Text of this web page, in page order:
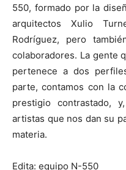
550, formado por la
arquitectos Xulio
Rodríguez, pero
colaboradores. La gente
pertenece a dos
parte, contamos con la
prestigio contrastado,
artistas que nos dan su
materia.
Edita: equipo N-550